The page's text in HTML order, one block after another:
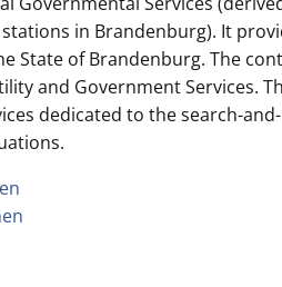
in Brandenburg). It
State of Brandenburg. The
and Government Services.
dedicated to the search-